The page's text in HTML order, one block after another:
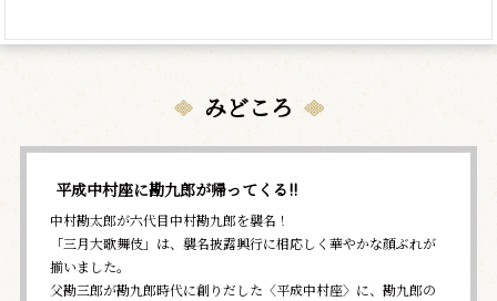
みどころ
平成中村座に勘九郎が帰ってくる!!
中村勘太郎が六代目中村勘九郎を襲名！
「三月大歌舞伎」は、襲名披露興行に相応しく華やかな顔ぶれが
揃いました。
父勘三郎が勘九郎時代に創りだした〈平成中村座〉に、勘九郎の